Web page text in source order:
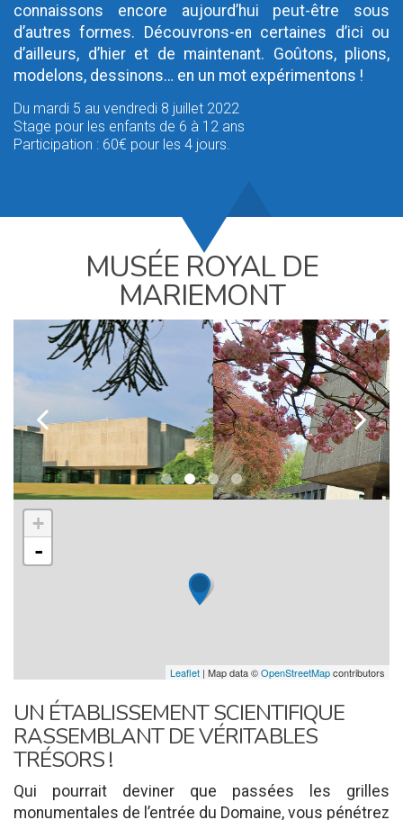
connaissons encore aujourd’hui peut-être sous
d’autres formes. Découvrons-en certaines d’ici ou
d’ailleurs, d’hier et de maintenant. Goûtons, plions,
modelons, dessinons… en un mot expérimentons !
Du mardi 5 au vendredi 8 juillet 2022
Stage pour les enfants de 6 à 12 ans
Participation : 60€ pour les 4 jours.
MUSÉE ROYAL DE
MARIEMONT
k l
+
-
Leaflet | Map data ©OpenStreetMapcontributors
UN ÉTABLISSEMENT SCIENTIFIQUE
RASSEMBLANT DE VÉRITABLES
TRÉSORS !
Qui pourrait deviner que passées les grilles
monumentales de l’entrée du Domaine, vous pénétrez